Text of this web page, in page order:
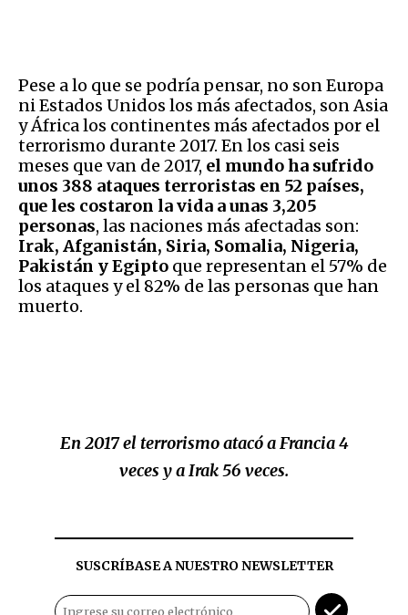
Pese a lo que se podría pensar, no son Europa
ni Estados Unidos los más afectados, son Asia
y África los continentes más afectados por el
terrorismo durante 2017. En los casi seis
meses que van de 2017, el mundo ha sufrido
unos 388 ataques terroristas en 52 países,
que les costaron la vida a unas 3,205
personas, las naciones más afectadas son:
Irak, Afganistán, Siria, Somalia, Nigeria,
Pakistán y Egipto que representan el 57% de
los ataques y el 82% de las personas que han
muerto.
En 2017 el terrorismo atacó a Francia 4
veces y a Irak 56 veces.
SUSCRÍBASE A NUESTRO NEWSLETTER